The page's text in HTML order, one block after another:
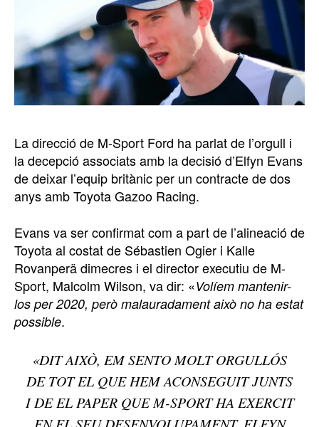
La direcció de M-Sport Ford ha parlat de l’orgull i
la decepció associats amb la decisió d’Elfyn Evans
de deixar l’equip britànic per un contracte de dos
anys amb Toyota Gazoo Racing.
Evans va ser confirmat com a part de l’alineació de
Toyota al costat de Sébastien Ogier i Kalle
Rovanperä dimecres i el director executiu de M-
Sport, Malcolm Wilson, va dir: «Volíem mantenir-
los per 2020, però malauradament això no ha estat
possible.
«DIT AIXÒ, EM SENTO MOLT ORGULLÓS
DE TOT EL QUE HEM ACONSEGUIT JUNTS
I DE EL PAPER QUE M-SPORT HA EXERCIT
EN EL SEU DESENVOLUPAMENT. ELFYN